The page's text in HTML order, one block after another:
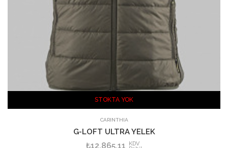
STOKTA YOK
CARINTHIA
G-LOFT ULTRA YELEK
₺12.865,11 KDV